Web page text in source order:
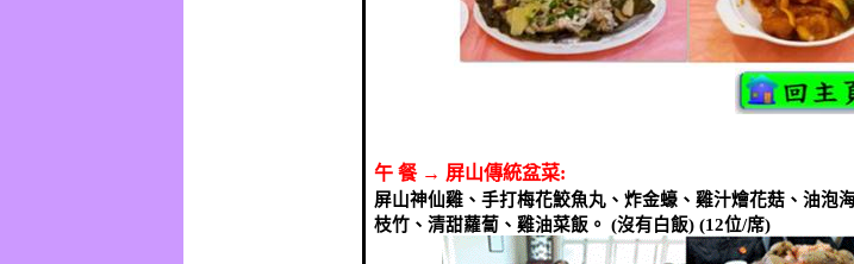
午 餐 → 屏山傳統盆菜:
屏山神仙雞、手打梅花鮫魚丸、炸金蠔、雞汁燴花菇、油泡
枝竹、清甜蘿蔔、雞油菜飯。 (沒有白飯) (12位/席)